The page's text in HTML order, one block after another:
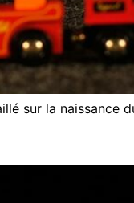
sur la naissance